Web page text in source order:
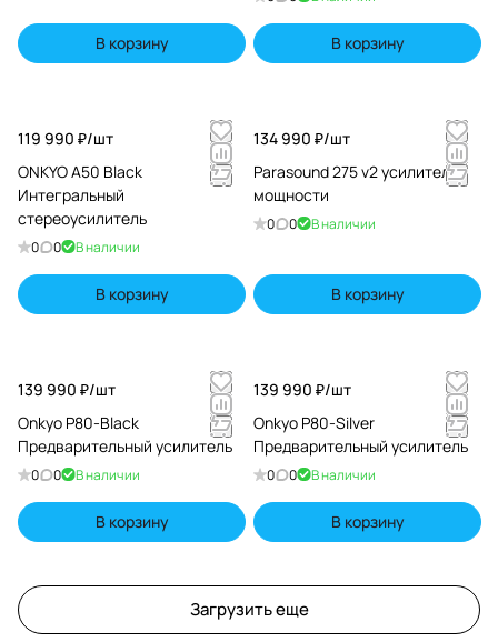
В корзину В корзину
119 990 ₽/шт
ONKYO A50 Black
Интегральный
стереоусилитель
0 0 В наличии
В корзину
134 990 ₽/шт
Parasound 275 v2 усилитель
мощности
0 0 В наличии
В корзину
139 990 ₽/шт
Onkyo P80-Black
Предварительный усилитель
0 0 В наличии
В корзину
139 990 ₽/шт
Onkyo P80-Silver
Предварительный усилитель
0 0 В наличии
В корзину
Загрузить еще